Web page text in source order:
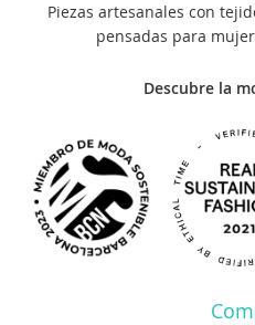
Piezas artesanales con
pensadas para
Descubre la